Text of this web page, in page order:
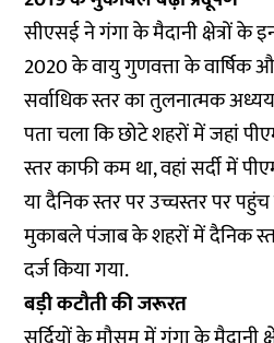
सीएसई ने गंगा के मैदानी क्षेत्रों के
2020 के वायु गुणवत्ता के
सर्वाधिक स्तर का तुलनात्मक
पता चला कि छोटे शहरों में जहां
स्तर काफी कम था, वहां सर्दी में
या दैनिक स्तर पर उच्चस्तर पर
मुकाबले पंजाब के शहरों में दैनिक
दर्ज किया गया.
बड़ी कटौती की जरूरत